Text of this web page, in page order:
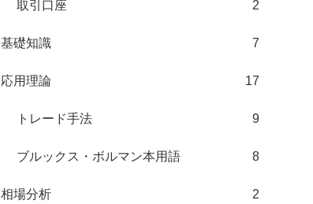
取引口座 2
基礎知識 7
応用理論 17
トレード手法 9
ブルックス・ボルマン本用語 8
相場分析 2